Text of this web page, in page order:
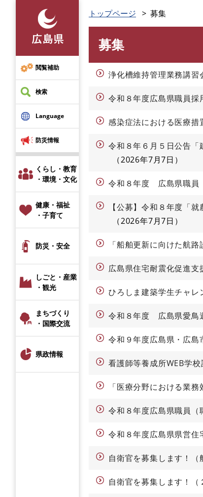
先
頭
で
す
閲覧補助
検索
Language
防災情報
くらし・教育
・環境・文化
健康・福祉
・子育て
防災・安全
しごと・産業
・観光
まちづくり
・国際交流
県政情報
トップページ 募集
募集
浄化槽維持管理業務講習
令和８年度広島県職員
感染症法における医療措
令和８年６月５日公告
2026年7月7日
令和８年度 広島県職員
【公募】令和８年度「
2026年7月7日
「船舶更新に向けた航
広島県住宅耐震化促進支
ひろしま建築学生チャレ
令和８年度 広島県愛鳥
令和９年度広島県・広
看護師等養成所WEB学
「医療分野における業
令和８年度広島県職員
令和８年度広島県県営住
自衛官を募集します！（
自衛官を募集します！（